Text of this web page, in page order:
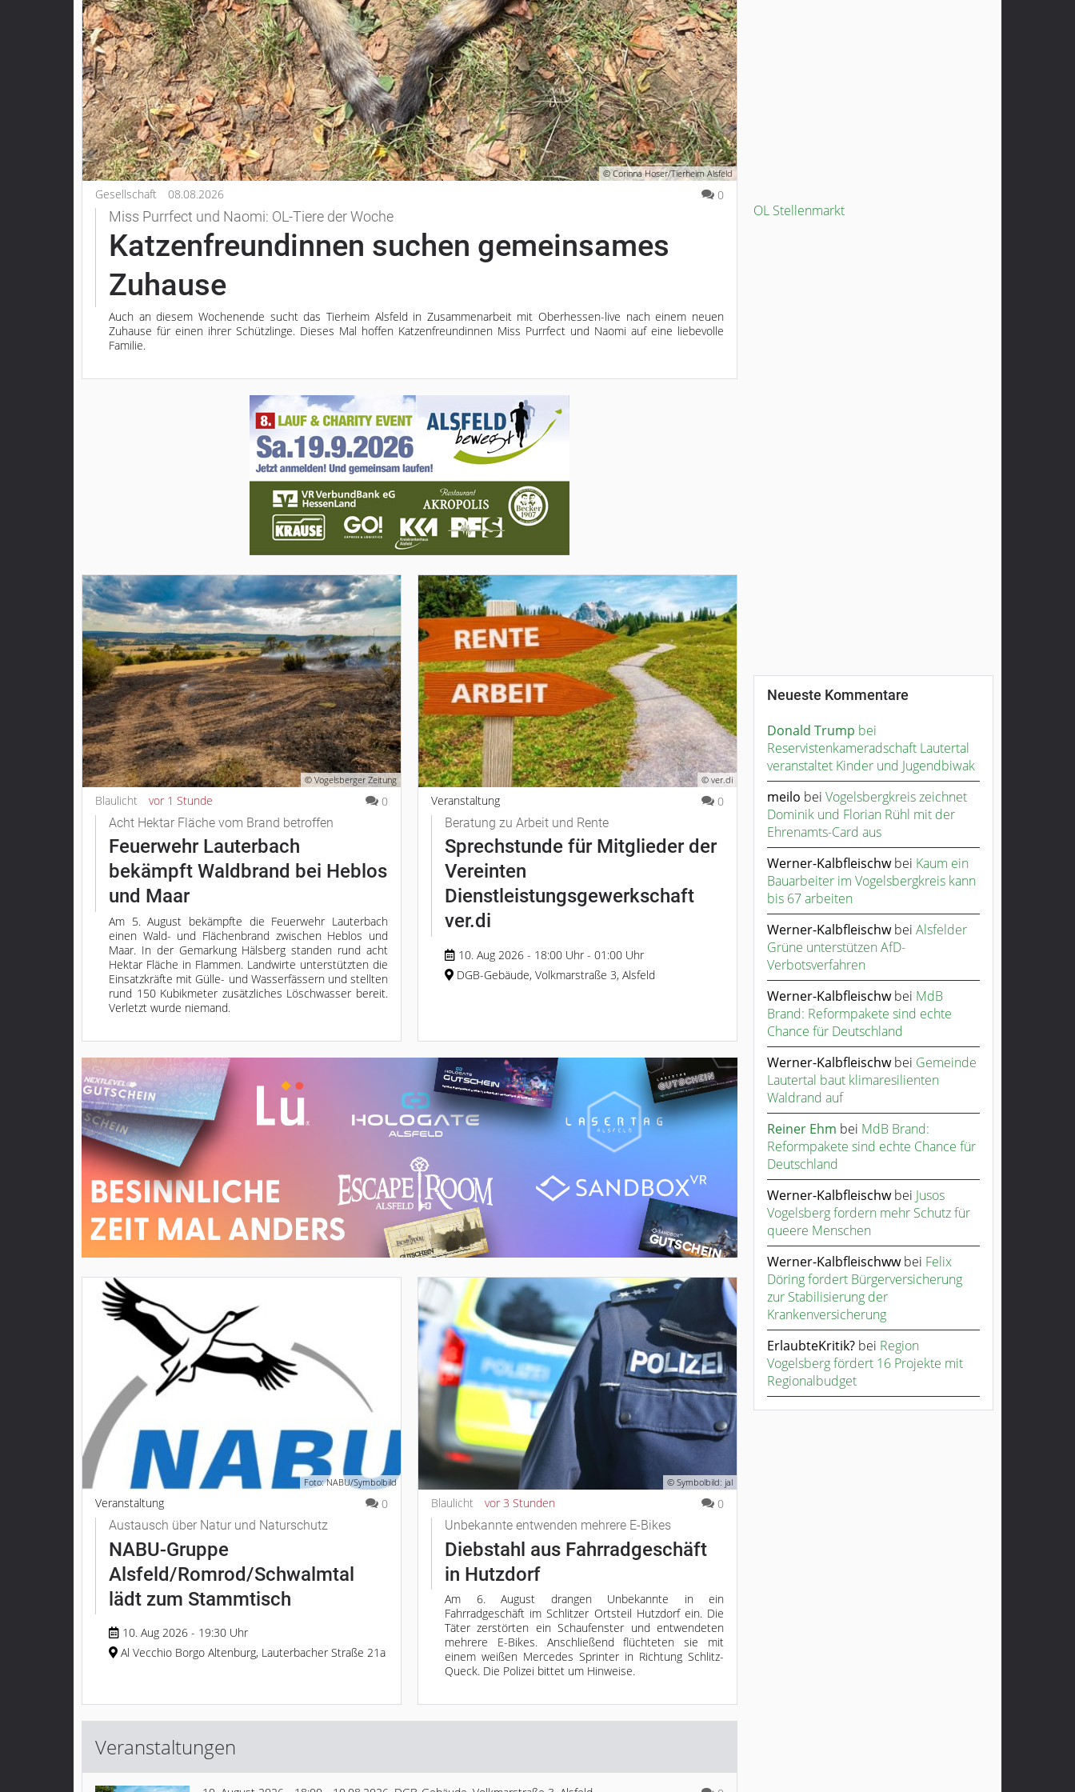
Grebenau
Grebenhain
Herbstein
Kirtorf
Lautertal
Mücke
Schwalmtal
Ulrichstein
Wartenberg
Schwalm
Impressum
Datenschutzerklärung
© Corinna Hoser/Tierheim Alsfeld
Gesellschaft 08.08.2026 0
Miss Purrfect und Naomi: OL-Tiere der Woche
Katzenfreundinnen suchen gemeinsames
Zuhause
Auch an diesem Wochenende sucht das Tierheim Alsfeld in Zusammenarbeit mit Oberhessen-live nach einem neuen
Zuhause für einen ihrer Schützlinge. Dieses Mal hoffen Katzenfreundinnen Miss Purrfect und Naomi auf eine liebevolle
Familie.
© Vogelsberger Zeitung
Blaulicht vor 1 Stunde
0
Acht Hektar Fläche vom Brand betroffen
Feuerwehr Lauterbach
bekämpft Waldbrand bei Heblos
und Maar
Am 5. August bekämpfte die Feuerwehr Lauterbach
einen Wald- und Flächenbrand zwischen Heblos und
Maar. In der Gemarkung Hälsberg standen rund acht
Hektar Fläche in Flammen. Landwirte unterstützten die
Einsatzkräfte mit Gülle- und Wasserfässern und stellten
rund 150 Kubikmeter zusätzliches Löschwasser bereit.
Verletzt wurde niemand.
© ver.di
Veranstaltung
0
Beratung zu Arbeit und Rente
Sprechstunde für Mitglieder der
Vereinten
Dienstleistungsgewerkschaft
ver.di
10. Aug 2026 - 18:00 Uhr - 01:00 Uhr
DGB-Gebäude, Volkmarstraße 3, Alsfeld
Foto: NABU/Symbolbild
Veranstaltung
0
Austausch über Natur und Naturschutz
NABU-Gruppe
Alsfeld/Romrod/Schwalmtal
lädt zum Stammtisch
10. Aug 2026 - 19:30 Uhr
Al Vecchio Borgo Altenburg, Lauterbacher Straße 21a
© Symbolbild: jal
Blaulicht vor 3 Stunden
0
Unbekannte entwenden mehrere E-Bikes
Diebstahl aus Fahrradgeschäft
in Hutzdorf
Am 6. August drangen Unbekannte in ein
Fahrradgeschäft im Schlitzer Ortsteil Hutzdorf ein. Die
Täter zerstörten ein Schaufenster und entwendeten
mehrere E-Bikes. Anschließend flüchteten sie mit
einem weißen Mercedes Sprinter in Richtung Schlitz-
Queck. Die Polizei bittet um Hinweise.
Veranstaltungen
OL Stellenmarkt
Neueste Kommentare
Donald Trump bei
Reservistenkameradschaft Lautertal
veranstaltet Kinder und Jugendbiwak
meilo bei Vogelsbergkreis zeichnet
Dominik und Florian Rühl mit der
Ehrenamts-Card aus
Werner-Kalbfleischwbei Kaum ein
Bauarbeiter im Vogelsbergkreis kann
bis 67 arbeiten
Werner-Kalbfleischwbei Alsfelder
Grüne unterstützen AfD-
Verbotsverfahren
Werner-Kalbfleischwbei MdB
Brand: Reformpakete sind echte
Chance für Deutschland
Werner-Kalbfleischwbei Gemeinde
Lautertal baut klimaresilienten
Waldrand auf
Reiner Ehm bei MdB Brand:
Reformpakete sind echte Chance für
Deutschland
Werner-Kalbfleischwbei Jusos
Vogelsberg fordern mehr Schutz für
queere Menschen
Werner-Kalbfleischwwbei Felix
Döring fordert Bürgerversicherung
zur Stabilisierung der
Krankenversicherung
ErlaubteKritik? bei Region
Vogelsberg fördert 16 Projekte mit
Regionalbudget